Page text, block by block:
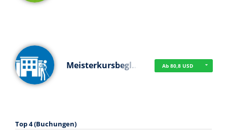
Meisterkursbegl… Ab 80,8 USD
Top 4 (Buchungen)